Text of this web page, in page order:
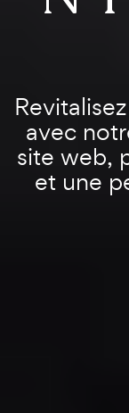
avec
site web,
et une